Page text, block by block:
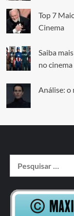
Top 7
Cinema
Saiba
no cinema
Análise: o